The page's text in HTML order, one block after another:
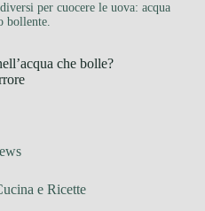
per cuocere le uova: acqua
bollente.
che bolle?
e Ricette